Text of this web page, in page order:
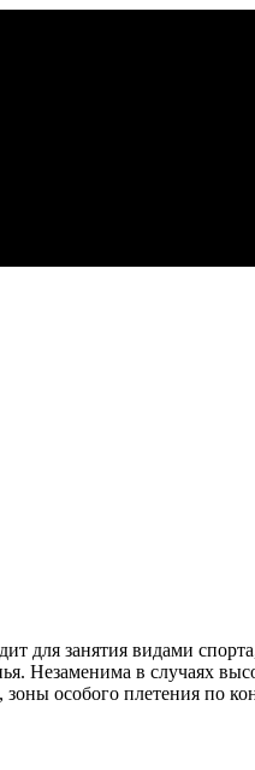
для занятия видами
Незаменима в случаях
особого плетения по